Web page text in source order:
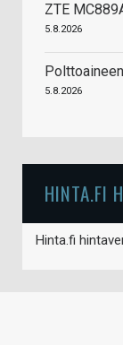
ZTE
5.8.2026
5.8.2026
HINTA.FI
Hinta.fi